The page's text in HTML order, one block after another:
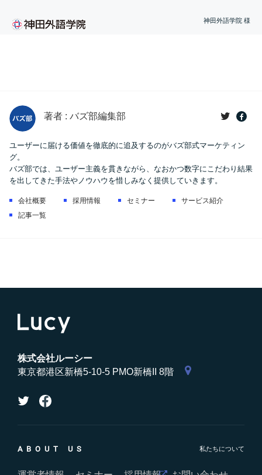
神田外語学院 様
著者 : バズ部編集部
ユーザーに届ける価値を徹底的に追及するのがバズ部式マーケティン
グ。
バズ部では、ユーザー主義を貫きながら、なおかつ数字にこだわり結果
を出してきた手法やノウハウを惜しみなく提供していきます。
会社概要 採用情報 セミナー
サービス紹介
記事一覧
株式会社ルーシー
東京都港区新橋5-10-5 PMO新橋II 8階
ABOUT US